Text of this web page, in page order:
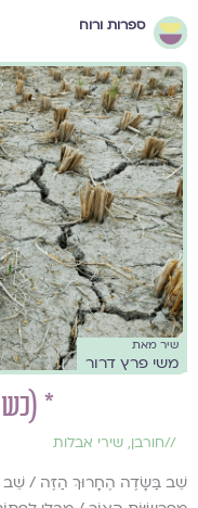
ספרות ורוח
שיר מאת
משי פרץ דרור
*
//חורבן, שירי אבלות
שֵׁב בַּשָּׂדֶה הֶחָרוּךְ הַזֶּה / שֵׁב